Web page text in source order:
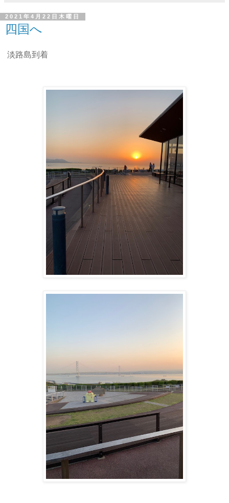
2021年4月22日木曜日
四国へ
淡路島到着